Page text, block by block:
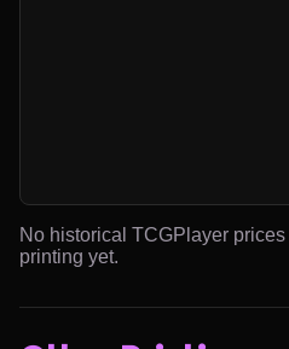
No historical TCGPlayer
printing yet.